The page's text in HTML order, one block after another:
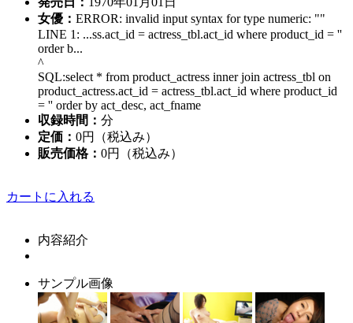
女優： ERROR: invalid input syntax for type numeric: ""
LINE 1: ...ss.act_id = actress_tbl.act_id where product_id = ''
order b...
^
SQL:select * from product_actress inner join actress_tbl on
product_actress.act_id = actress_tbl.act_id where product_id
= '' order by act_desc, act_fname
収録時間： 分
定価： 0円（税込み）
販売価格： 0円 （税込み）
カートに入れる
内容紹介
サンプル画像